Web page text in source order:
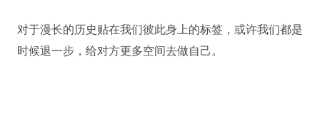
对于漫长的历史贴在我们彼此身上的标签，或许我们都是
时候退一步，给对方更多空间去做自己。